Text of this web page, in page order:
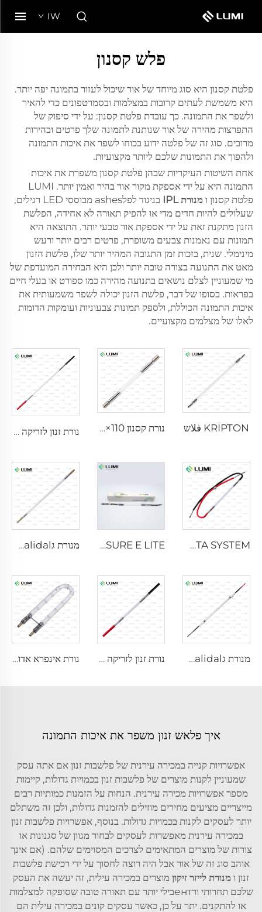
IW
פלש קסנון
פלטת קסנון היא סוג מיוחד של אור שיכול לעזור בתמונה יפה יותר.
היא משמשת לעתים קרובות במצלמות ובסמרטפונים כדי להאיר
ולשפר את התמונה. כך עובדת פלטת קסנון: על ידי סיפוק של
התפרצות מהירה של אור שנותנת לתמונה שלך פרטים ובהירות
מרובים. סוג זה של פלטה ידוע בכוחו לשפר את איכות התמונה
ולהפוך את התמונות שלכם ליותר מקצועיות.
אחת השיטות העיקריות שבהן פלטת קסנון משפרת את איכות
התמונה היא על ידי אספקת מקור אור בהיר ואמין יותר. LUMI
פלטת קסנון ו מנורת IPL
בניגוד לפלashes מבוססי LED רגילים,
שעלולים להיות חדים מדי או להפיק תאורה לא אחידה, הפלשת
הזנון מתקנת זאת על ידי אספקת אור טבעי יותר. התוצאה היא
תמונות עם נאמנות צבעים משופרת, פרטים רבים יותר ורעש
מינימלי. שנית, בזכות זמן התגובה המהיר יותר שלו, פלשת הזנון
מאט את התנועה בצורה טובה יותר ולכן היא הבחירה המועדפת של
מי שמעוניין לצלם נושאים בתנועה מהירה כמו ספורט או בעלי חיים
בפראות. בסופו של דבר, פלשת הזנון יכולה לשפר משמעותית את
איכות התמונה הכוללת, ולספק תמונות צבעוניות ועומקות הדומות
לאלו של מצלמים מקצועיים.
KRİPTON فلاש נורת קסנון IPL P1640 – 7×47×110 מ"מ נורת זנון לזריקה L2851-5×105×175 מ"מ
QUANTA SYSTEM
CYNOSURE E LITE + מנורת גermalidal פולס חזקה L3670 – 7×160×200 מ"מ
מנורת גermalidal פולס חזקה L3031 – 8×130×165 מ"מ (חוט) נורת זנון לזריקה L1921 - 7×60×125 מ"מ נורת אינפרא אדומה חזקה למניעת גידול חיידקים L1890U – 9×40×140U מ"מ
איך פלאש זנון משפר את איכות התמונה
אפשרויות קנייה במכירה עירנית של פלשבות זנון אם אתה עסק
שמעוניין לקנות מוצרים של פלשבות זנון בכמויות גדולות, קיימות
מספר אפשרויות מכירה עירנית. הנחות על הזמנות כמותיות רבים
מייצריים מציעים מחירים מוזילים להזמנות גדולות, ולכן זה משתלם
יותר לעסקים לקנות בכמויות גדולות. בנוסף, אפשרויות פלשבות זנון
במכירה עירנית מאפשרות לעסקים לבחור מגוון של סגנונות או
צורות של מוצרים המתאימים לצרכים המסוימים שלהם. (אם אינך
אוהב סוג זה של אור אבל היה רוצה לחסוך על ידי רכישת פלשבות
זנון ו מנורת לייזר זיקון מוצרים במכירה עילית, זה יעשה את העסק
שלכם תחרותי ורентבילי יותר עם תאורה טובה שסופקה למצלמות
או להתקנים. יתר על כן, כאשר עסקים קונים במכירה עילית הם